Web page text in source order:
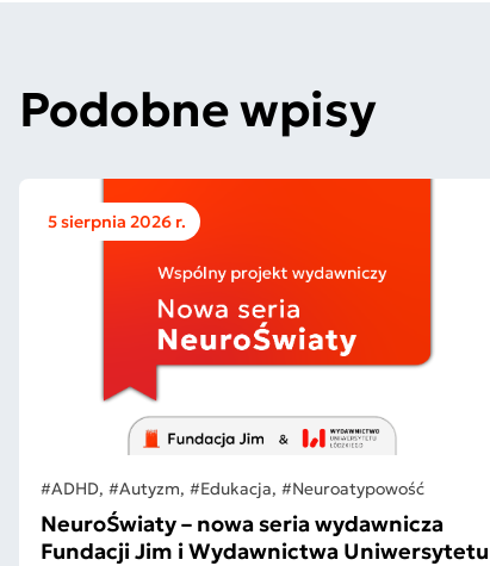
Podobne wpisy
5 sierpnia 2026 r.
#ADHD, #Autyzm, #Edukacja, #Neuroatypowość
NeuroŚwiaty – nowa seria wydawnicza
Fundacji Jim i Wydawnictwa Uniwersytetu